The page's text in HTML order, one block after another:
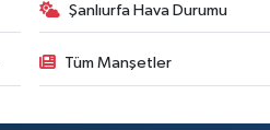
Şanlıurfa Hava Durumu
Tüm Manşetler